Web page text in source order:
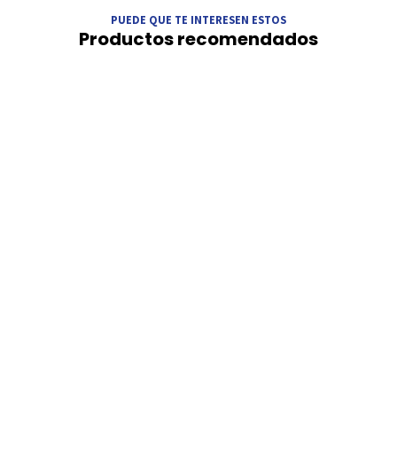
PUEDE QUE TE INTERESEN ESTOS
Productos recomendados